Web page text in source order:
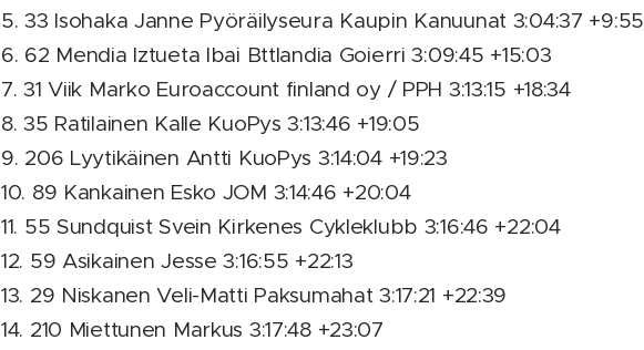
5. 33 Isohaka Janne Pyöräilyseura Kaupin Kanuunat 3:04:37 +9:55
6. 62 Mendia Iztueta Ibai Bttlandia Goierri 3:09:45 +15:03
7. 31 Viik Marko Euroaccount finland oy / PPH 3:13:15 +18:34
8. 35 Ratilainen Kalle KuoPys 3:13:46 +19:05
9. 206 Lyytikäinen Antti KuoPys 3:14:04 +19:23
10. 89 Kankainen Esko JOM 3:14:46 +20:04
11. 55 Sundquist Svein Kirkenes Cykleklubb 3:16:46 +22:04
12. 59 Asikainen Jesse 3:16:55 +22:13
13. 29 Niskanen Veli-Matti Paksumahat 3:17:21 +22:39
14. 210 Miettunen Markus 3:17:48 +23:07